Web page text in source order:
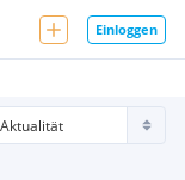
Einloggen